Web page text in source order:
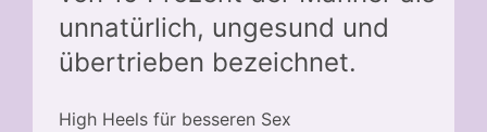
unnatürlich, ungesund und
übertrieben bezeichnet.
High Heels für besseren Sex